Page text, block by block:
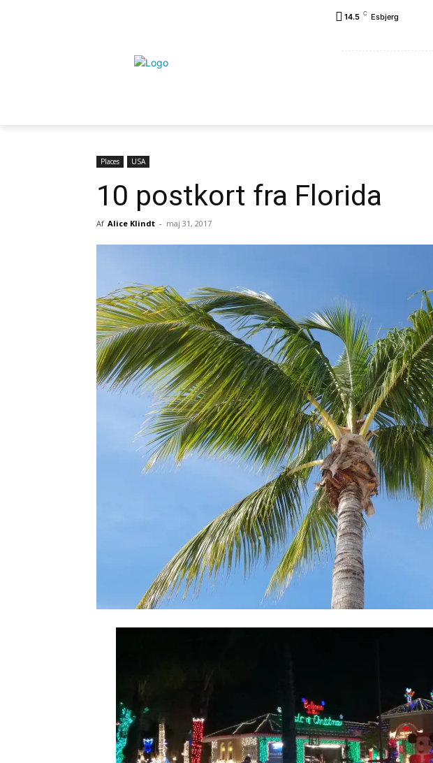
14.5 C Esbjerg
Places USA
10 postkort fra Florida
Af Alice Klindt - maj 31, 2017